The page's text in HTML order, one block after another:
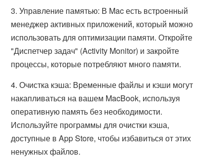
3. Управление памятью: В Mac есть встроенный
менеджер активных приложений, который можно
использовать для оптимизации памяти. Откройте
"Диспетчер задач" (Activity Monitor) и закройте
процессы, которые потребляют много памяти.
4. Очистка кэша: Временные файлы и кэши могут
накапливаться на вашем MacBook, используя
оперативную память без необходимости.
Используйте программы для очистки кэша,
доступные в App Store, чтобы избавиться от этих
ненужных файлов.